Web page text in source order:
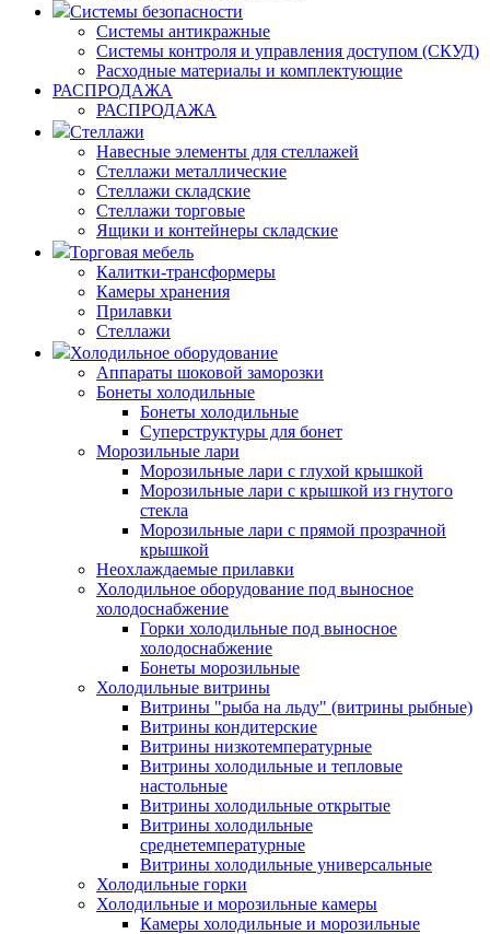
Системы безопасности
Системы антикражные
Системы контроля и управления доступом (СКУД)
Расходные материалы и комплектующие
РАСПРОДАЖА
РАСПРОДАЖА
Стеллажи
Навесные элементы для стеллажей
Стеллажи металлические
Стеллажи складские
Стеллажи торговые
Ящики и контейнеры складские
Торговая мебель
Калитки-трансформеры
Камеры хранения
Прилавки
Стеллажи
Холодильное оборудование
Аппараты шоковой заморозки
Бонеты холодильные
Бонеты холодильные
Суперструктуры для бонет
Морозильные лари
Морозильные лари с глухой крышкой
Морозильные лари с крышкой из гнутого
стекла
Морозильные лари с прямой прозрачной
крышкой
Неохлаждаемые прилавки
Холодильное оборудование под выносное
холодоснабжение
Горки холодильные под выносное
холодоснабжение
Бонеты морозильные
Холодильные витрины
Витрины "рыба на льду" (витрины рыбные)
Витрины кондитерские
Витрины низкотемпературные
Витрины холодильные и тепловые
настольные
Витрины холодильные открытые
Витрины холодильные
среднетемпературные
Витрины холодильные универсальные
Холодильные горки
Холодильные и морозильные камеры
Камеры холодильные и морозильные